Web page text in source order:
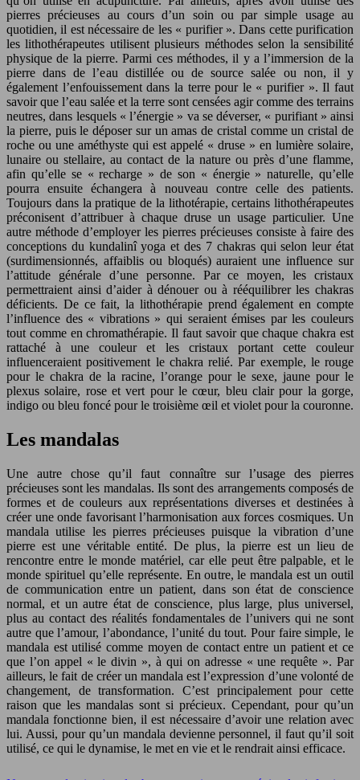
pierres précieuses au cours d’un soin ou par simple usage au
quotidien, il est nécessaire de les « purifier ». Dans cette purification
les lithothérapeutes utilisent plusieurs méthodes selon la sensibilité
physique de la pierre. Parmi ces méthodes, il y a l’immersion de la
pierre dans de l’eau distillée ou de source salée ou non, il y
également l’enfouissement dans la terre pour le « purifier ». Il faut
savoir que l’eau salée et la terre sont censées agir comme des terrains
neutres, dans lesquels « l’énergie » va se déverser, « purifiant » ainsi
la pierre, puis le déposer sur un amas de cristal comme un cristal de
roche ou une améthyste qui est appelé « druse » en lumière solaire,
lunaire ou stellaire, au contact de la nature ou près d’une flamme,
afin qu’elle se « recharge » de son « énergie » naturelle, qu’elle
pourra ensuite échangera à nouveau contre celle des patients.
Toujours dans la pratique de la lithotérapie, certains lithothérapeutes
préconisent d’attribuer à chaque druse un usage particulier. Une
autre méthode d’employer les pierres précieuses consiste à faire des
conceptions du kundalinî yoga et des 7 chakras qui selon leur état
(surdimensionnés, affaiblis ou bloqués) auraient une influence sur
l’attitude générale d’une personne. Par ce moyen, les cristaux
permettraient ainsi d’aider à dénouer ou à rééquilibrer les chakras
déficients. De ce fait, la lithothérapie prend également en compte
l’influence des « vibrations » qui seraient émises par les couleurs
tout comme en chromathérapie. Il faut savoir que chaque chakra est
rattaché à une couleur et les cristaux portant cette couleur
influenceraient positivement le chakra relié. Par exemple, le rouge
pour le chakra de la racine, l’orange pour le sexe, jaune pour le
plexus solaire, rose et vert pour le cœur, bleu clair pour la gorge,
indigo ou bleu foncé pour le troisième œil et violet pour la couronne.
Les mandalas
Une autre chose qu’il faut connaître sur l’usage des pierres
précieuses sont les mandalas. Ils sont des arrangements composés de
formes et de couleurs aux représentations diverses et destinées à
créer une onde favorisant l’harmonisation aux forces cosmiques. Un
mandala utilise les pierres précieuses puisque la vibration d’une
pierre est une véritable entité. De plus, la pierre est un lieu de
rencontre entre le monde matériel, car elle peut être palpable, et le
monde spirituel qu’elle représente. En outre, le mandala est un outil
de communication entre un patient, dans son état de conscience
normal, et un autre état de conscience, plus large, plus universel,
plus au contact des réalités fondamentales de l’univers qui ne sont
autre que l’amour, l’abondance, l’unité du tout. Pour faire simple, le
mandala est utilisé comme moyen de contact entre un patient et ce
que l’on appel « le divin », à qui on adresse « une requête ». Par
ailleurs, le fait de créer un mandala est l’expression d’une volonté de
changement, de transformation. C’est principalement pour cette
raison que les mandalas sont si précieux. Cependant, pour qu’un
mandala fonctionne bien, il est nécessaire d’avoir une relation avec
lui. Aussi, pour qu’un mandala devienne personnel, il faut qu’il soit
utilisé, ce qui le dynamise, le met en vie et le rendrait ainsi efficace.